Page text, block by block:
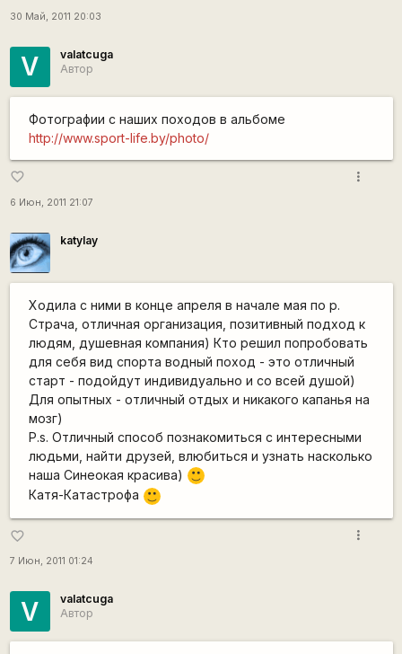
30 Май, 2011 20:03
V
valatcuga
Автор
Фотографии с наших походов в альбоме
http://www.sport-life.by/photo/
favorite_border
6 Июн, 2011 21:07
more_vert
katylay
Ходила с ними в конце апреля в начале мая по р.
Страча, отличная организация, позитивный подход к
людям, душевная компания) Кто решил попробовать
для себя вид спорта водный поход - это отличный
старт - подойдут индивидуально и со всей душой)
Для опытных - отличный отдых и никакого капанья на
мозг)
P.s. Отличный способ познакомиться с интересными
людьми, найти друзей, влюбиться и узнать насколько
наша Cинеокая красива)
:)
Катя-Катастрофа
:)
favorite_border
7 Июн, 2011 01:24
more_vert
V
valatcuga
Автор